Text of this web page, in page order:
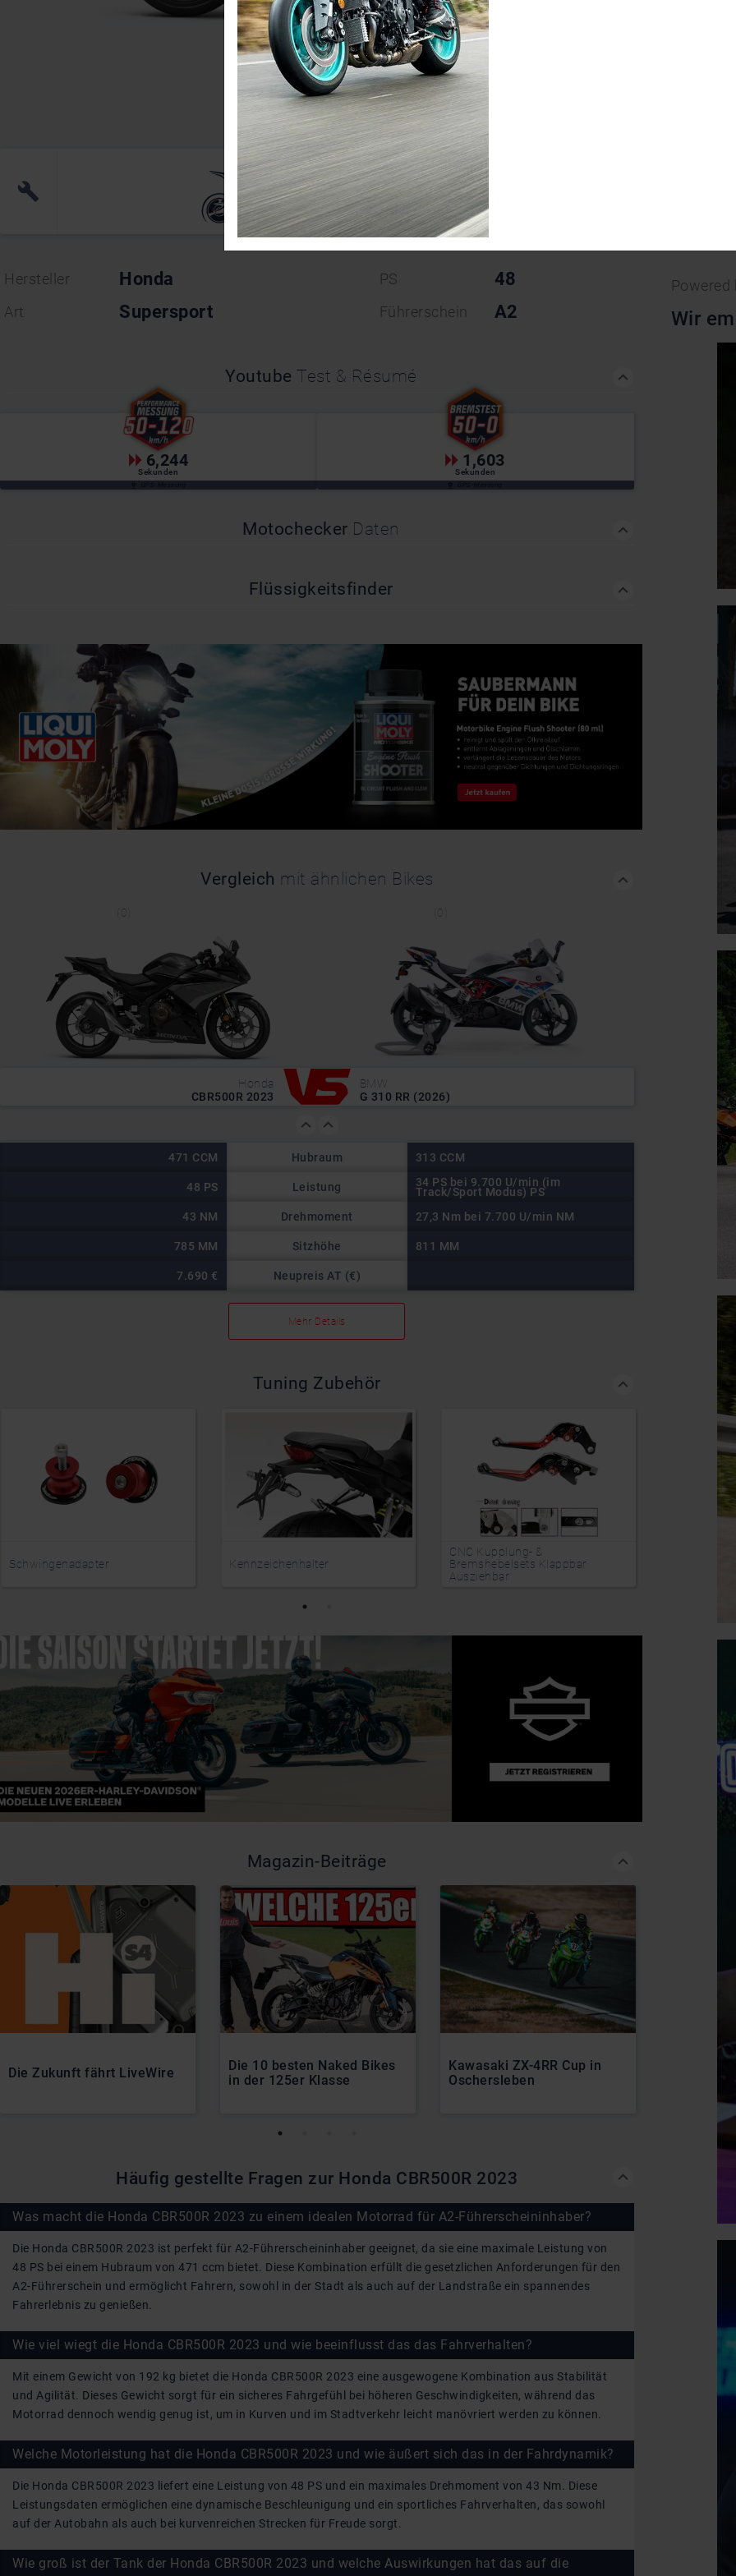
Honda
CBR500R 2023
(0)
Hersteller Honda PS 48
Art Supersport Führerschein A2
Youtube Test & Résumé
6,244
Sekunden
1,603
Sekunden
Motochecker Daten
Flüssigkeitsfinder
Vergleich mit ähnlichen Bikes
(0) (0)
Honda
CBR500R 2023
BMW
G 310 RR (2026)
471 CCM Hubraum 313 CCM
48 PS Leistung 34 PS bei 9.700 U/min (im
Track/Sport Modus) PS
43 NM
Drehmoment 27,3 Nm bei 7.700 U/min NM
785 MM Sitzhöhe 811 MM
7.690 € Neupreis AT (€)
Mehr Details
Tuning Zubehör
Schwingenadapter Kennzeichenhalter
CNC Kupplung- &
Bremshebelsets Klappbar
Ausziehbar
Magazin-Beiträge
Die Zukunft fährt LiveWire
Die 10 besten Naked Bikes
in der 125er Klasse
Kawasaki ZX-4RR Cup in
Oschersleben
Häufig gestellte Fragen zur Honda CBR500R 2023
Was macht die Honda CBR500R 2023 zu einem idealen Motorrad für A2-Führerscheininhaber?
Die Honda CBR500R 2023 ist perfekt für A2-Führerscheininhaber geeignet, da sie eine maximale Leistung von
48 PS bei einem Hubraum von 471 ccm bietet. Diese Kombination erfüllt die gesetzlichen Anforderungen für den
A2-Führerschein und ermöglicht Fahrern, sowohl in der Stadt als auch auf der Landstraße ein spannendes
Fahrerlebnis zu genießen.
Wie viel wiegt die Honda CBR500R 2023 und wie beeinflusst das das Fahrverhalten?
Mit einem Gewicht von 192 kg bietet die Honda CBR500R 2023 eine ausgewogene Kombination aus Stabilität
und Agilität. Dieses Gewicht sorgt für ein sicheres Fahrgefühl bei höheren Geschwindigkeiten, während das
Motorrad dennoch wendig genug ist, um in Kurven und im Stadtverkehr leicht manövriert werden zu können.
Welche Motorleistung hat die Honda CBR500R 2023 und wie äußert sich das in der Fahrdynamik?
Die Honda CBR500R 2023 liefert eine Leistung von 48 PS und ein maximales Drehmoment von 43 Nm. Diese
Leistungsdaten ermöglichen eine dynamische Beschleunigung und ein sportliches Fahrverhalten, das sowohl
auf der Autobahn als auch bei kurvenreichen Strecken für Freude sorgt.
Wie groß ist der Tank der Honda CBR500R 2023 und welche Auswirkungen hat das auf die
Wir